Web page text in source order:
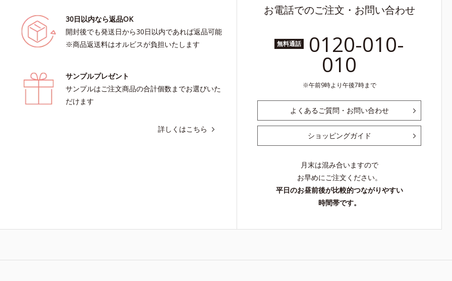
30日以内なら返品OK
開封後でも発送日から30日以内であれば返品可能
※商品返送料はオルビスが負担いたします
サンプルプレゼント
サンプルはご注文商品の合計個数までお選びいた
だけます
詳しくはこちら
お電話でのご注文・お問い合わせ
無料通話 0120-010-
010
午前9時より午後7時まで
よくあるご質問・お問い合わせ
ショッピングガイド
月末は混み合いますので
お早めにご注文ください。
平日のお昼前後が比較的つながりやすい
時間帯です。